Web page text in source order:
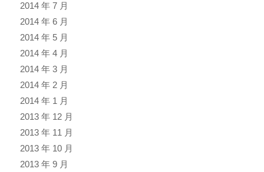
2014 年 7 月
2014 年 6 月
2014 年 5 月
2014 年 4 月
2014 年 3 月
2014 年 2 月
2014 年 1 月
2013 年 12 月
2013 年 11 月
2013 年 10 月
2013 年 9 月